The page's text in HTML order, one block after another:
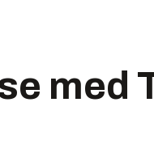
med